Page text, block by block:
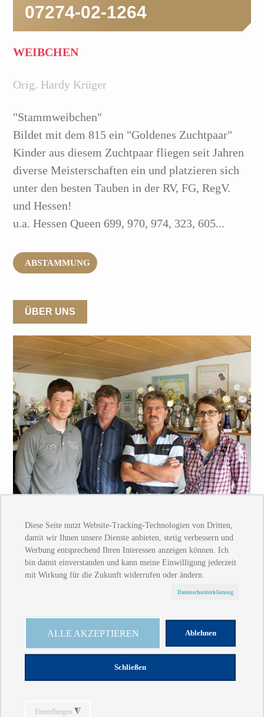
07274-02-1264
WEIBCHEN
Orig. Hardy Krüger
"Stammweibchen"
Bildet mit dem 815 ein "Goldenes Zuchtpaar"
Kinder aus diesem Zuchtpaar fliegen seit Jahren
diverse Meisterschaften ein und platzieren sich
unter den besten Tauben in der RV, FG, RegV.
und Hessen!
u.a. Hessen Queen 699, 970, 974, 323, 605...
ABSTAMMUNG
ÜBER UNS
Die SG Fuchs und Wolf besteht aus dem heute 60-
jährigen Josef Fuchs mit seinem 34-jährigen Sohn
Oliver sowie Johann Wolf (60), dessen Tochter Sandra
Müller seit 2017 separat an den Start geht. Die beiden
Brieftaubenvirus infizierte. Als junge und noch ledige
Männer siedelten sie in 1977 nach Hochheim, zwischen
Wiesbaden und Rüsselsheim gelegen, um. Hier fanden
Schlaggemeinschaft, die aufgrund ihrer stetig